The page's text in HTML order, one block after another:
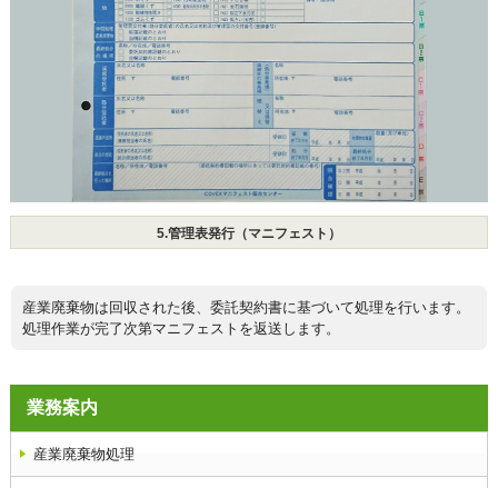
5.管理表発行（マニフェスト）
産業廃棄物は回収された後、委託契約書に基づいて処理を行います。
処理作業が完了次第マニフェストを返送します。
業務案内
産業廃棄物処理